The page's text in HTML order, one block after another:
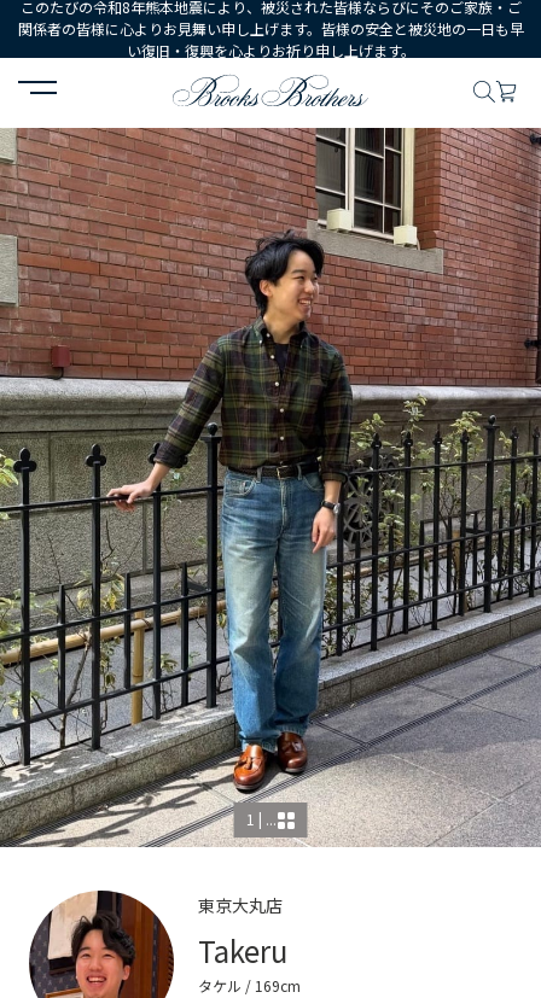
このたびの令和8年熊本地震により、被災された皆様ならびにそのご家族・ご
関係者の皆様に心よりお見舞い申し上げます。皆様の安全と被災地の一日も早
い復旧・復興を心よりお祈り申し上げます。
HOME コーディネート コーディネート詳細
1 | ...
東京大丸店
Takeru
タケル / 169cm